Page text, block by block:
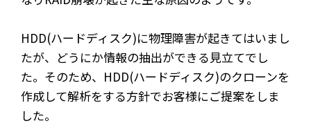
HDD(ハードディスク)に物理障害が起きてはいまし
たが、どうにか情報の抽出ができる見立てでし
た。そのため、HDD(ハードディスク)のクローンを
作成して解析をする方針でお客様にご提案をしま
した。